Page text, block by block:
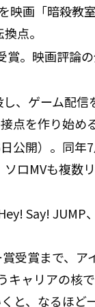
映画「暗殺教
点。
賞。映画評論
、ゲーム配
点を作り始め
公開）。同年
ロMVも複数
Say! JUMP、
受賞まで、ア
キャリアの核
と、なるほど